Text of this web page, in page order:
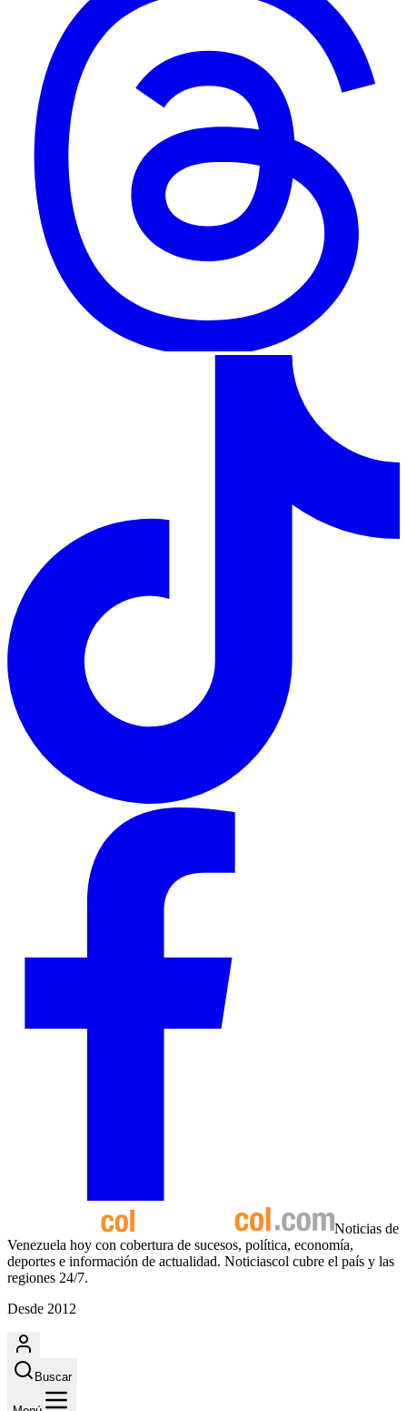
Noticias de
Venezuela hoy con cobertura de sucesos, política, economía,
deportes e información de actualidad. Noticiascol cubre el país y las
regiones 24/7.
Desde 2012
Buscar